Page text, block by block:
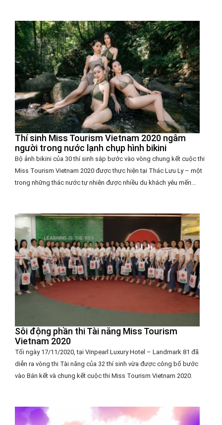
Thí sinh Miss Tourism Vietnam 2020 ngâm
người trong nước lạnh chụp hình bikini
Bộ ảnh bikini của 30 thí sinh sắp bước vào vòng chung kết cuộc thi
Miss Tourism Vietnam 2020 được thực hiện tại Thác Lưu Ly – một
trong những thác nước tự nhiên được nhiều du khách yêu mến...
Sôi động phần thi Tài năng Miss Tourism
Vietnam 2020
Tối ngày 17/11/2020, tại Vinpearl Luxury Hotel – Landmark 81 đã
diễn ra vòng thi Tài năng của 32 thí sinh vừa được công bố bước
vào Bán kết và chung kết cuộc thi Miss Tourism Vietnam 2020.